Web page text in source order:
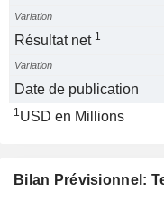
Variation
Résultat net 1
Variation
Date de publication
1USD en Millions
Bilan Prévisionnel: